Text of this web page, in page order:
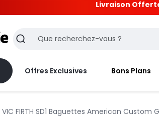
Livraison
Recherche
Offres Exclusives Bons Plans
VIC FIRTH SD1 Baguettes American Custom